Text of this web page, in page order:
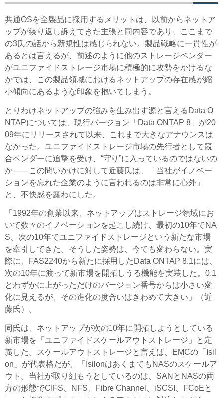
共通OSを全製品に採用するメリットは、以前からネットア
ップが繰り返し訴えてきた主張と同内容であり、ここまで
の3氏の話から新規性は感じられない。製品戦略に一貫性が
あるとは言えるが、前述のように他のストレージベンダー
がユニファイドストレージ市場に積極的に攻勢をかけるな
かでは、この製品領域におけるネットアップの存在感が縮
小傾向にあるような印象を抱いてしまう。
とりわけネットアップの強みを生み出す源と言えるData O
NTAPについては、現行バージョン「Data ONTAP 8」が20
09年にリリースされて以来、これまで大きなアナウンスは
なかった。ユニファイドストレージ市場の先行者として競
合ベンダーに追撃を受け、“守り”に入っているのではないの
か――この問いかけに対して近藤氏は、「当社がイノベー
ションを忘れた企業のように言われるのは非常に心外」
と、不快感を露わにした。
「1992年の創業以来、ネットアップはストレージ領域にお
いて数々のイノベーションを起こし続け、最初の10年でNA
S、次の10年でユニファイドストレージという新たな市場
を牽引してきた。そうした姿勢は、今でも変わらない。実
際に、FAS2240から新たに採用したData ONTAP 8.1には、
次の10年に渡って新市場を開拓しうる機能を実装した。0.1
とわずかに上がっただけのバージョン番号からは小さい変
化に見えるが、その進化の度合いはきわめて大きい」（近
藤氏）。
同氏は、ネットアップが次の10年に開拓しようとしている
新市場を「ユニファイドスケールアウトストレージ」と定
義した。スケールアウトストレージと言えば、EMCの「Isil
on」が代表格だが、「IsilonはあくまでもNASのスケールア
ウト。当社が取り組もうとしているのは、SANとNASの両
方の形態でCIFS、NFS、Fibre Channel、iSCSI、FCoEと